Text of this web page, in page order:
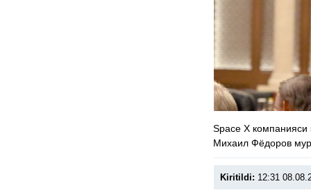
Space X компанияси
Михаил Фёдоров
Kiritildi: 12:31